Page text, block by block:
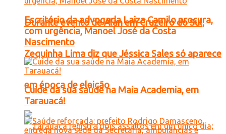
Durante evento de Alan em Cruzeiro do Sul,
Zequinha Lima diz que Jéssica Sales só aparece
em época de eleição
Escritório da advogada Laiza Camilo procura,
com urgência, Manoel José da Costa
Nascimento
Cuide da sua saúde na Maia Academia, em
Tarauacá!